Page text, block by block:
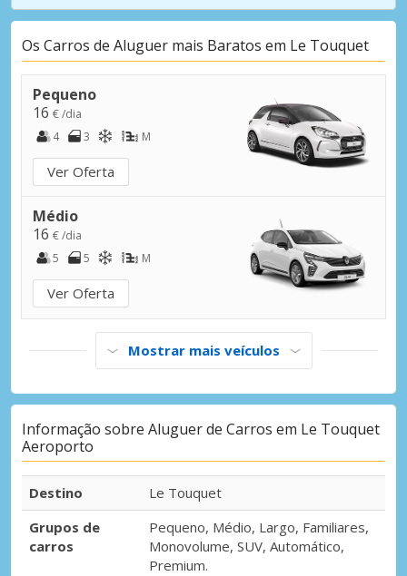
Os Carros de Aluguer mais Baratos em Le Touquet
Pequeno
16 € /dia
4
3 M
Ver Oferta
Médio
16 € /dia
5
5 M
Ver Oferta
Mostrar mais veículos
Informação sobre Aluguer de Carros em Le Touquet
Aeroporto
Destino
Le Touquet
Grupos de
carros
Pequeno, Médio, Largo, Familiares,
Monovolume, SUV, Automático,
Premium.